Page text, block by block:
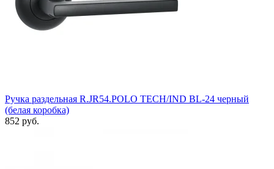
Ручка раздельная R.JR54.POLO TECH/IND BL-24 черный
(белая коробка)
852 руб.